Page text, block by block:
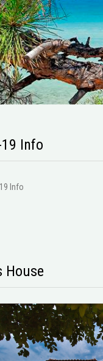
Info
Info
House